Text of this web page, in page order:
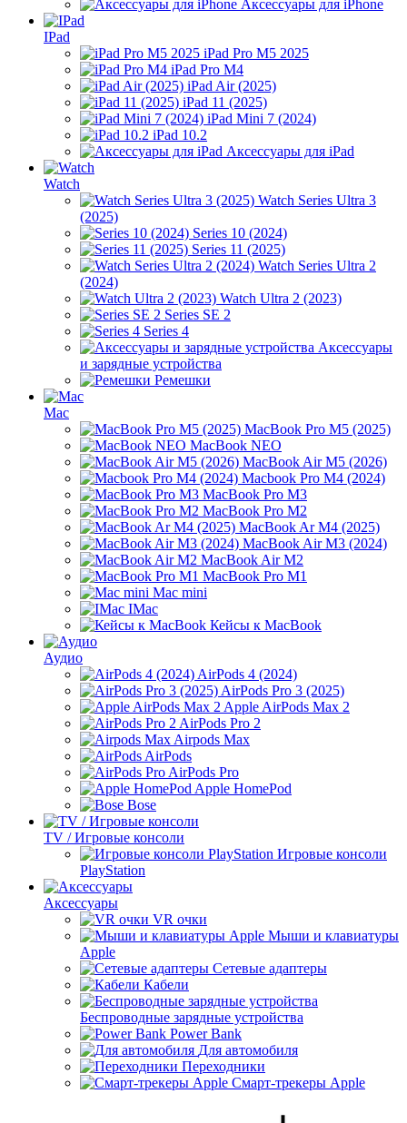
Аксессуары для iPhone
IPad
iPad Pro M5 2025
iPad Pro M4
iPad Air (2025)
iPad 11 (2025)
iPad Mini 7 (2024)
iPad 10.2
Аксессуары для iPad
Watch
Watch Series Ultra 3
(2025)
Series 10 (2024)
Series 11 (2025)
Watch Series Ultra 2
(2024)
Watch Ultra 2 (2023)
Series SE 2
Series 4
Аксессуары
и зарядные устройства
Ремешки
Mac
MacBook Pro M5 (2025)
MacBook NEO
MacBook Air M5 (2026)
Macbook Pro M4 (2024)
MacBook Pro M3
MacBook Pro M2
MacBook Ar M4 (2025)
MacBook Air M3 (2024)
MacBook Air M2
MacBook Pro M1
Mac mini
IMac
Кейсы к MacBook
Аудио
AirPods 4 (2024)
AirPods Pro 3 (2025)
Apple AirPods Max 2
AirPods Pro 2
Airpods Max
AirPods
AirPods Pro
Apple HomePod
Bose
TV / Игровые консоли
Игровые консоли
PlayStation
Аксессуары
VR очки
Мыши и клавиатуры
Apple
Сетевые адаптеры
Кабели
Беспроводные зарядные устройства
Power Bank
Для автомобиля
Переходники
Смарт-трекеры Apple